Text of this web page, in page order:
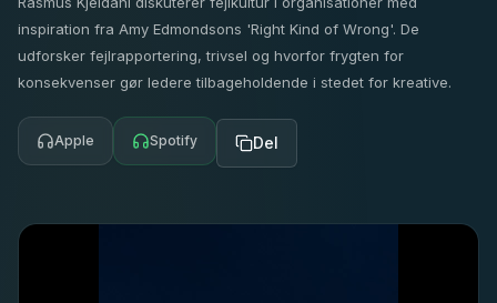
inspiration fra Amy Edmondsons 'Right Kind of Wrong'. De
udforsker fejlrapportering, trivsel og hvorfor frygten for
konsekvenser gør ledere tilbageholdende i stedet for kreative.
Apple Spotify Del